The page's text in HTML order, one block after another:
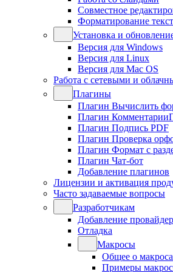
Совместное
Форматирование
Установка и
Версия для Windows
Версия для Linux
Версия для Mac OS
Работа с сетевыми и
Плагины
Плагин Вычислить
Плагин
Плагин Подпись PDF
Плагин Проверка
Плагин Формат с
Плагин Чат-бот
Добавление плагинов
Лицензии и активация
Часто задаваемые вопросы
Разработчикам
Добавление
Отладка
Макросы
Общее о
Примеры